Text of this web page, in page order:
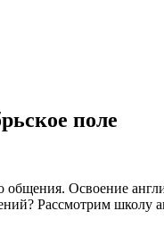
поле
Освоение
Рассмотрим